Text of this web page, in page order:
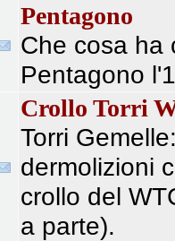
Pentagono
Che cosa ha
Pentagono
Crollo Torri
Torri
dermolizioni
crollo del
a parte).